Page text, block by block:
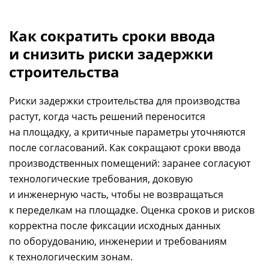
Как сократить сроки ввода
и снизить риски задержки
строительства
Риски задержки строительства для производства
растут, когда часть решений переносится
на площадку, а критичные параметры уточняются
после согласований. Как сокращают сроки ввода
производственных помещений: заранее согласуют
технологические требования, доковую
и инженерную часть, чтобы не возвращаться
к переделкам на площадке. Оценка сроков и рисков
корректна после фиксации исходных данных
по оборудованию, инженерии и требованиям
к технологическим зонам.